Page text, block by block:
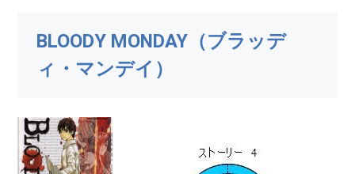
BLOODY MONDAY（ブラッデ
ィ・マンデイ）